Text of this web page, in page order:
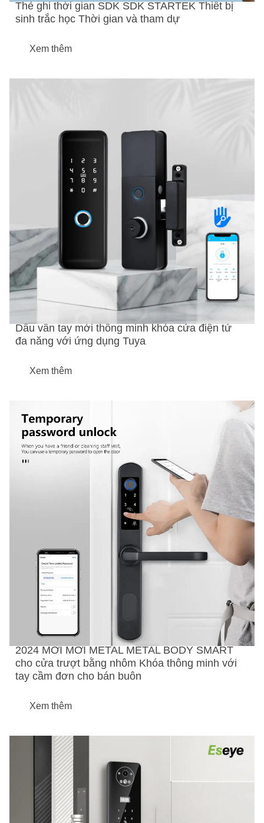
Thẻ ghi thời gian SDK SDK STARTEK Thiết bị
sinh trắc học Thời gian và tham dự
Xem thêm
Dấu vân tay mới thông minh khóa cửa điện tử
đa năng với ứng dụng Tuya
Xem thêm
2024 MỚI MỚI METAL METAL BODY SMART
cho cửa trượt bằng nhôm Khóa thông minh với
tay cầm đơn cho bán buôn
Xem thêm